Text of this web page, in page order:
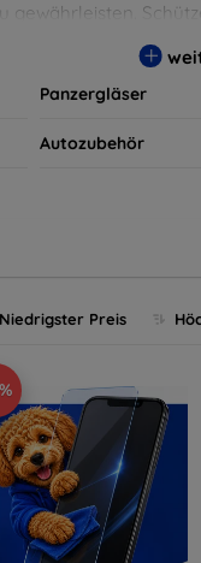
gewährleisten.
Panzergläser
Autozubehör
Niedrigster Preis